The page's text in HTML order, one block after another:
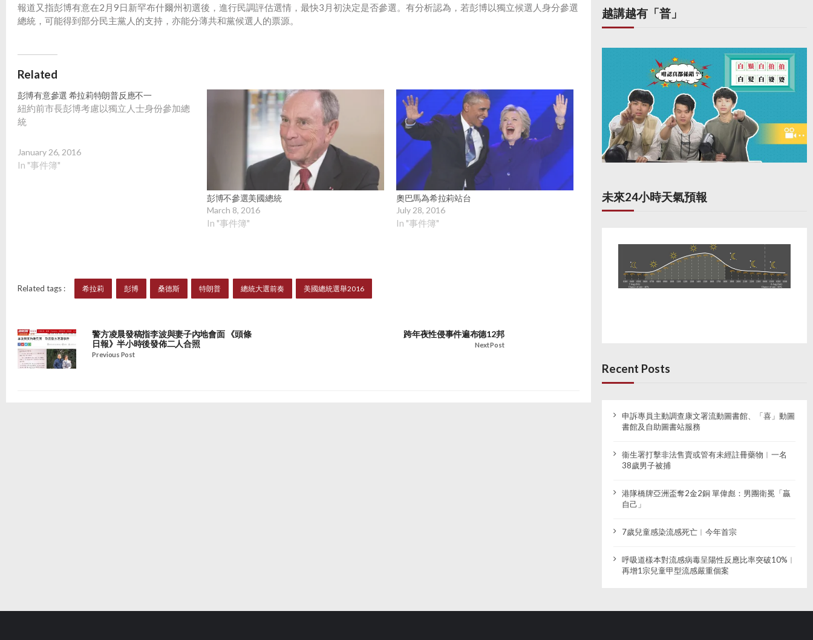
報道又指彭博有意在2月9日新罕布什爾州初選後，進行民調評估選情，最快3月初決定是否參選。有分析認為，若彭博以獨立候選人身分參選
總統，可能得到部分民主黨人的支持，亦能分薄共和黨候選人的票源。
Related
彭博有意參選 希拉莉特朗普反應不一
紐約前市長彭博考慮以獨立人士身份參加總
統
January 26, 2016
In "事件簿"
彭博不參選美國總統
March 8, 2016
In "事件簿"
奧巴馬為希拉莉站台
July 28, 2016
In "事件簿"
Related tags : 希拉莉 彭博 桑德斯 特朗普 總統大選前奏 美國總統選舉2016
警方凌晨發稿指李波與妻子內地會面 《頭條
日報》半小時後發佈二人合照
Previous Post
跨年夜性侵事件遍布德12邦
Next Post
越講越有「普」
未來24小時天氣預報
Recent Posts
申訴專員主動調查康文署流動圖書館、「喜」動圖
書館及自助圖書站服務
衞生署打擊非法售賣或管有未經註冊藥物︱一名
38歲男子被捕
港隊橋牌亞洲盃奪2金2銅 單偉彪：男團衛冕「贏
自己」
7歲兒童感染流感死亡︱今年首宗
呼吸道樣本對流感病毒呈陽性反應比率突破10%︱
再增1宗兒童甲型流感嚴重個案